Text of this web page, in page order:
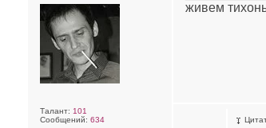
Талант: 101
Сообщений: 634
живем